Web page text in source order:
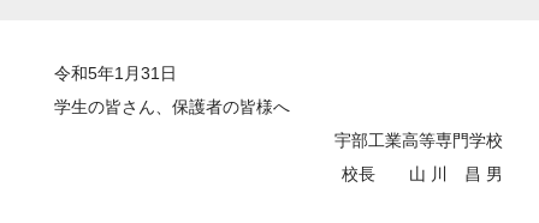
令和5年1月31日
学生の皆さん、保護者の皆様へ
宇部工業高等専門学校
校長 山 川 昌 男